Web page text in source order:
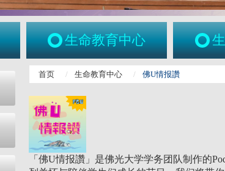
生命教育中心
首页 生命教育中心 佛U情报讚
「佛U情报讚」是佛光大学学务团队制作的